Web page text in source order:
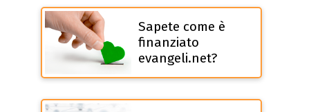
Sapete come è
finanziato
evangeli.net?